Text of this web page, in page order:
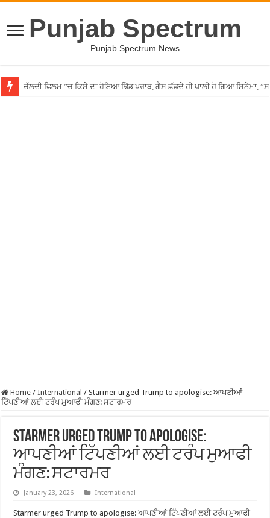
Punjab Spectrum
Punjab Spectrum News
ਚੱਲਦੀ ਫਿਲਮ ”ਚ ਕਿਸੇ ਦਾ ਹੋਇਆ ਢਿੱਡ ਖਰਾਬ, ਗੈਸ ਛੱਡਦੇ ਹੀ ਖਾਲੀ ਹੋ ਗਿਆ ਸਿਨੇਮਾ,
Home / International / Starmer urged Trump to apologise: ਆਪਣੀਆਂ
ਟਿੱਪਣੀਆਂ ਲਈ ਟਰੰਪ ਮੁਆਫੀ ਮੰਗਣ: ਸਟਾਰਮਰ
Starmer urged Trump to apologise:
ਆਪਣੀਆਂ ਟਿੱਪਣੀਆਂ ਲਈ ਟਰੰਪ ਮੁਆਫੀ
ਮੰਗਣ: ਸਟਾਰਮਰ
January 23, 2026 International
Starmer urged Trump to apologise: ਆਪਣੀਆਂ ਟਿੱਪਣੀਆਂ ਲਈ ਟਰੰਪ ਮੁਆਫੀ